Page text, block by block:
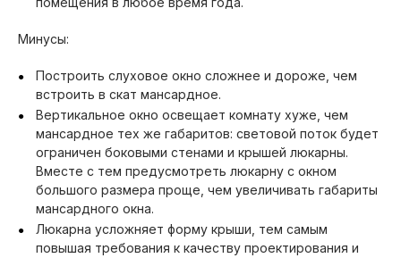
Минусы:
Построить слуховое окно сложнее и дороже, чем
встроить в скат мансардное.
Вертикальное окно освещает комнату хуже, чем
мансардное тех же габаритов: световой поток будет
ограничен боковыми стенами и крышей люкарны.
Вместе с тем предусмотреть люкарну с окном
большого размера проще, чем увеличивать габариты
мансардного окна.
Люкарна усложняет форму крыши, тем самым
повышая требования к качеству проектирования и